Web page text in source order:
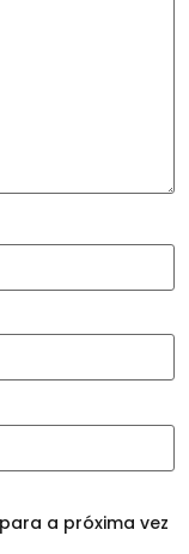
a próxima vez